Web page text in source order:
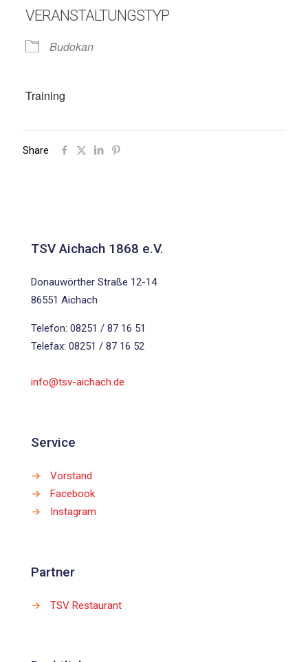
VERANSTALTUNGSTYP
Budokan
Training
Share
TSV Aichach 1868 e.V.
Donauwörther Straße 12-14
86551 Aichach
Telefon: 08251 / 87 16 51
Telefax: 08251 / 87 16 52
info@tsv-aichach.de
Service
→
Vorstand
→
Facebook
→
Instagram
Partner
→ TSV Restaurant